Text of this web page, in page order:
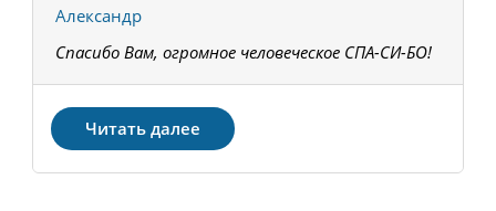
Александр
Спасибо Вам, огромное человеческое СПА-СИ-БО!
Читать далее